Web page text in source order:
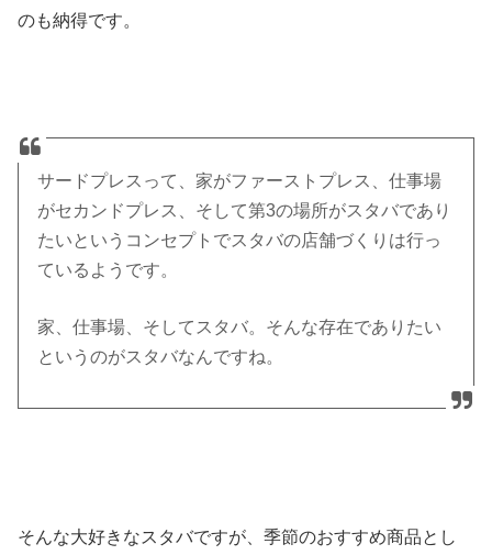
のも納得です。
サードプレスって、家がファーストプレス、仕事場
がセカンドプレス、そして第3の場所がスタバであり
たいというコンセプトでスタバの店舗づくりは行っ
ているようです。
家、仕事場、そしてスタバ。そんな存在でありたい
というのがスタバなんですね。
そんな大好きなスタバですが、季節のおすすめ商品とし